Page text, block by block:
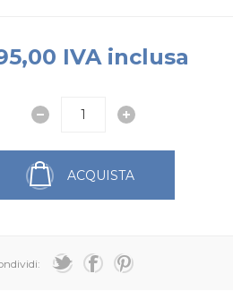
IVA inclusa
ACQUISTA